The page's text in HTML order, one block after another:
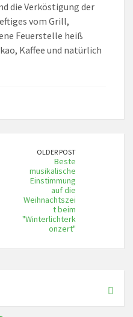
die Verköstigung der
vom Grill,
Feuerstelle heiß
Kaffee und natürlich
OLDER POST
Beste
musikalische
Einstimmung
auf die
Weihnachtszei
t beim
"Winterlichterk
onzert"